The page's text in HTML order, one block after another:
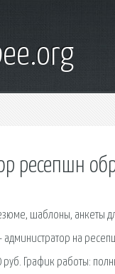
ресепшн
шаблоны, анкеты
на
График работы: